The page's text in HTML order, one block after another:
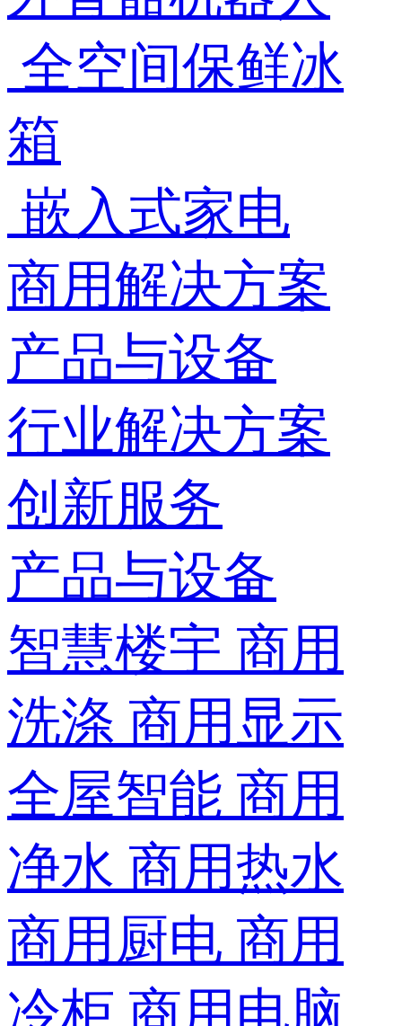
全空间保鲜冰
箱
嵌入式家电
商用解决方案
产品与设备
行业解决方案
创新服务
产品与设备
智慧楼宇 商用
洗涤 商用显示
全屋智能 商用
净水 商用热水
商用厨电 商用
冷柜 商用电脑